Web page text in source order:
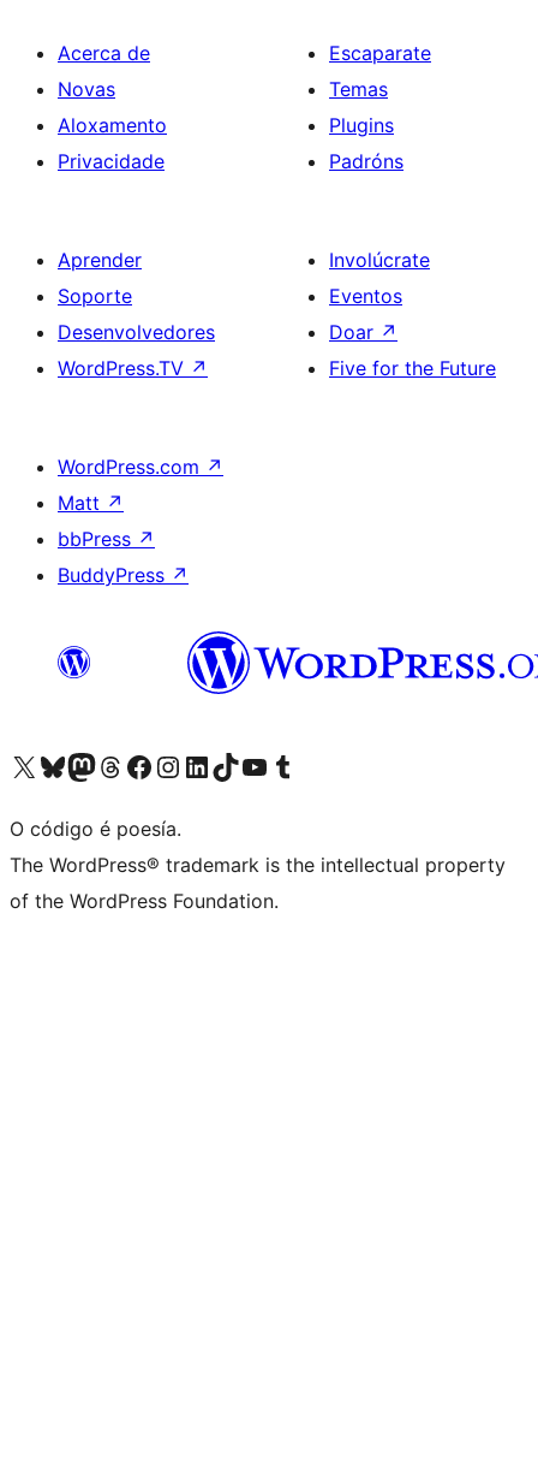
Acerca de
Novas
Aloxamento
Privacidade
Escaparate
Temas
Plugins
Padróns
Aprender
Soporte
Desenvolvedores
WordPress.TV ↗
Involúcrate
Eventos
Doar ↗
Five for the Future
WordPress.com ↗
Matt ↗
bbPress ↗
BuddyPress ↗
Visita la cuenta de X (anteriormente Twitter)
Visita a nosa conta de Bluesky
Visita a nosa conta de Mastodon
Visita a nosa conta de Threads
Visita a nosa páxina de Facebook
Visita a nosa conta de Instagram
Visita a nosa conta de LinkedIn
Visita a nosa conta de TikTok
Visita a nosa canle de YouTube
Visita a nosa conta de Tumblr
O código é poesía.
The WordPress® trademark is the intellectual property
of the WordPress Foundation.